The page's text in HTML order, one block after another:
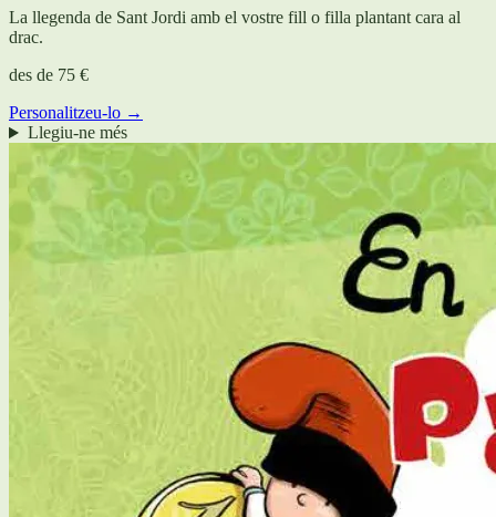
La llegenda de Sant Jordi amb el vostre fill o filla plantant cara al
drac.
des de 75 €
Personalitzeu-lo →
Llegiu-ne més